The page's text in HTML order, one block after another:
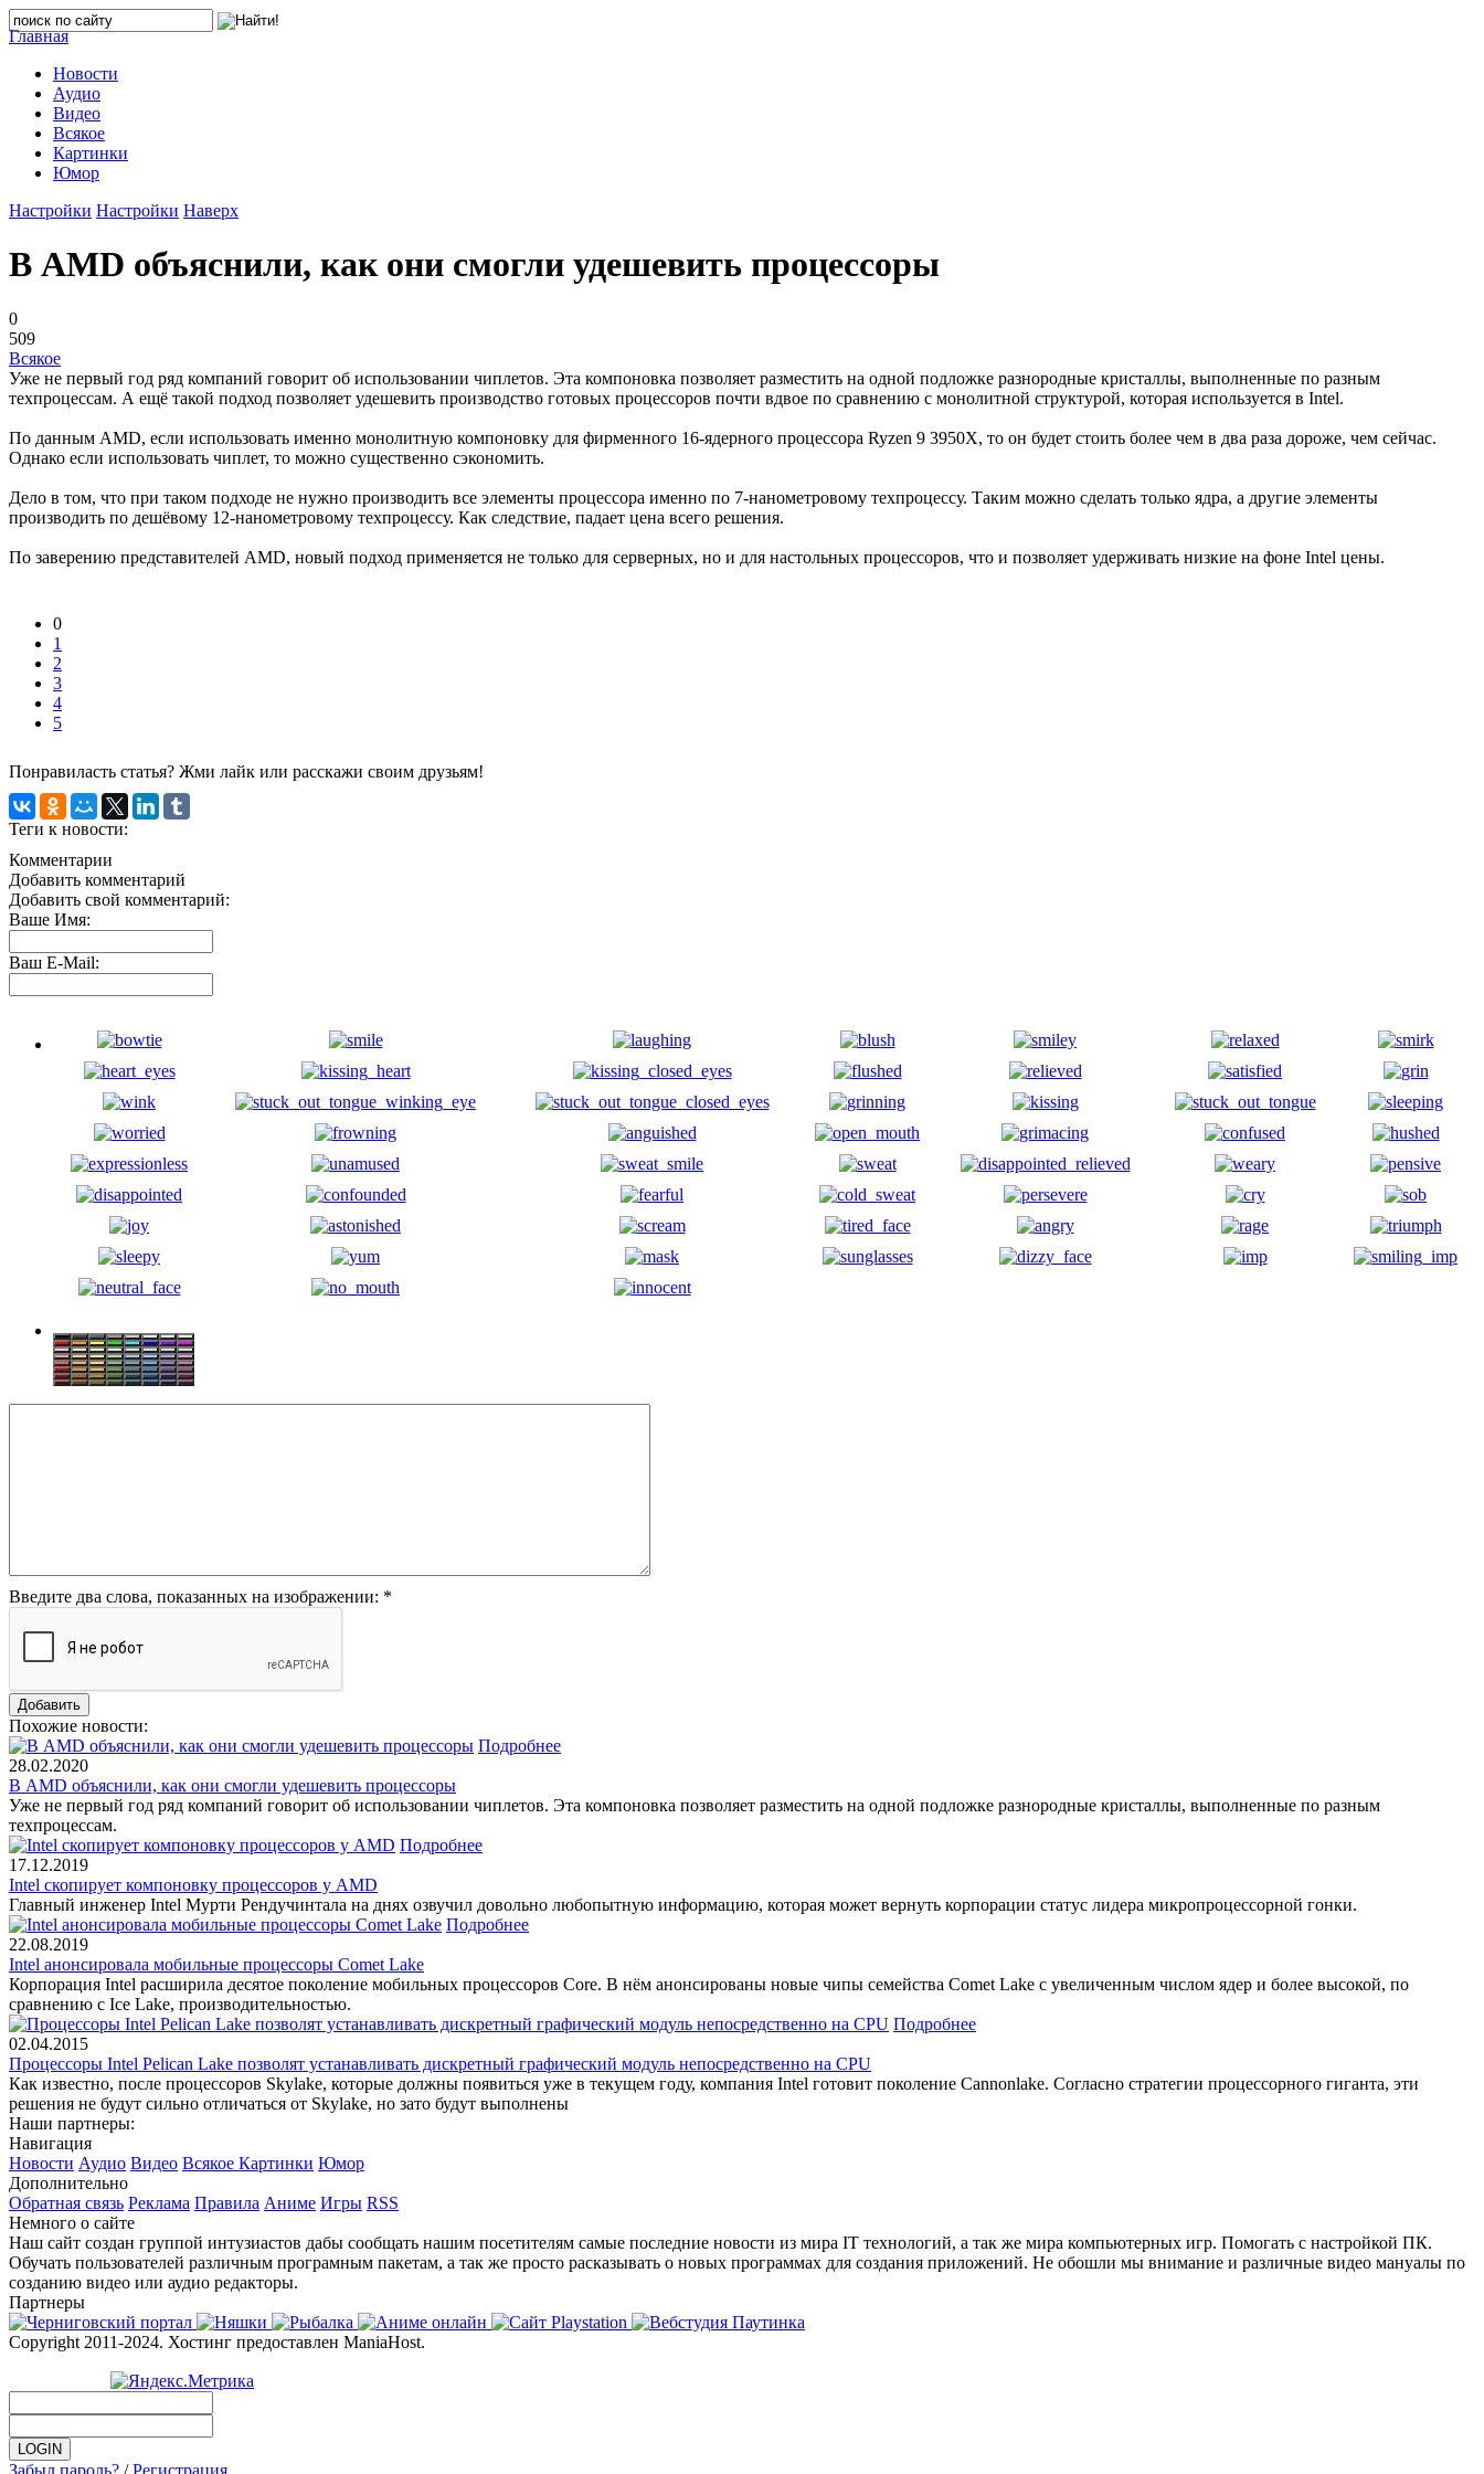
Главная
Новости
Аудио
Видео
Всякое
Картинки
Юмор
Настройки Настройки Наверх
В AMD объяснили, как они смогли удешевить процессоры
0
509
Всякое
Уже не первый год ряд компаний говорит об использовании чиплетов. Эта компоновка позволяет разместить на одной подложке разнородные кристаллы, выполненные по разным
техпроцессам. А ещё такой подход позволяет удешевить производство готовых процессоров почти вдвое по сравнению с монолитной структурой, которая используется в Intel.
По данным AMD, если использовать именно монолитную компоновку для фирменного 16-ядерного процессора Ryzen 9 3950X, то он будет стоить более чем в два раза дороже, чем сейчас.
Однако если использовать чиплет, то можно существенно сэкономить.
Дело в том, что при таком подходе не нужно производить все элементы процессора именно по 7-нанометровому техпроцессу. Таким можно сделать только ядра, а другие элементы
производить по дешёвому 12-нанометровому техпроцессу. Как следствие, падает цена всего решения.
По заверению представителей AMD, новый подход применяется не только для серверных, но и для настольных процессоров, что и позволяет удерживать низкие на фоне Intel цены.
0
1
2
3
4
5
Понравиласть статья? Жми лайк или расскажи своим друзьям!
Теги к новости:
Комментарии
Добавить комментарий
Добавить свой комментарий:
Ваше Имя:
Ваш E-Mail:
Введите два слова, показанных на изображении: *
Похожие новости:
Подробнее
28.02.2020
В AMD объяснили, как они смогли удешевить процессоры
Уже не первый год ряд компаний говорит об использовании чиплетов. Эта компоновка позволяет разместить на одной подложке разнородные кристаллы, выполненные по разным
техпроцессам.
Подробнее
17.12.2019
Intel скопирует компоновку процессоров у AMD
Главный инженер Intel Мурти Рендучинтала на днях озвучил довольно любопытную информацию, которая может вернуть корпорации статус лидера микропроцессорной гонки.
Подробнее
22.08.2019
Intel анонсировала мобильные процессоры Comet Lake
Корпорация Intel расширила десятое поколение мобильных процессоров Core. В нём анонсированы новые чипы семейства Comet Lake с увеличенным числом ядер и более высокой, по
сравнению с Ice Lake, производительностью.
Подробнее
02.04.2015
Процессоры Intel Pelican Lake позволят устанавливать дискретный графический модуль непосредственно на CPU
Как известно, после процессоров Skylake, которые должны появиться уже в текущем году, компания Intel готовит поколение Cannonlake. Согласно стратегии процессорного гиганта, эти
решения не будут сильно отличаться от Skylake, но зато будут выполнены
Наши партнеры:
Навигация
Новости Аудио Видео Всякое Картинки Юмор
Дополнительно
Обратная связь Реклама Правила Аниме Игры RSS
Немного о сайте
Наш сайт создан группой интузиастов дабы сообщать нашим посетителям самые последние новости из мира IT технологий, а так же мира компьютерных игр. Помогать с настройкой ПК.
Обучать пользователей различным програмным пакетам, а так же просто расказывать о новых программах для создания приложений. Не обошли мы внимание и различные видео мануалы по
созданию видео или аудио редакторы.
Партнеры
Copyright 2011-2024. Хостинг предоставлен ManiaHost.
Забыл пароль? /Регистрация